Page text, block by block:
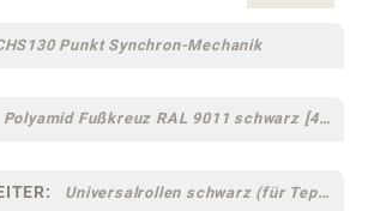
Punkt Synchron-Mechanik
Polyamid Fußkreuz RAL 9011 schwarz [46]
Universalrollen schwarz (für Teppich- und Hartböden geeignet) [13-41]